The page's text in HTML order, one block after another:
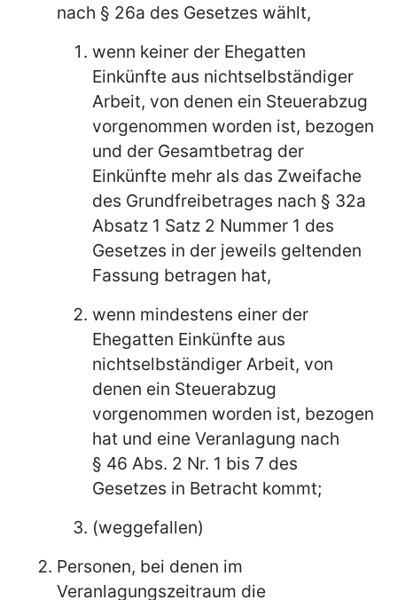
nach § 26a des Gesetzes wählt,
wenn keiner der Ehegatten
Einkünfte aus nichtselbständiger
Arbeit, von denen ein Steuerabzug
vorgenommen worden ist, bezogen
und der Gesamtbetrag der
Einkünfte mehr als das Zweifache
des Grundfreibetrages nach § 32a
Absatz 1 Satz 2 Nummer 1 des
Gesetzes in der jeweils geltenden
Fassung betragen hat,
wenn mindestens einer der
Ehegatten Einkünfte aus
nichtselbständiger Arbeit, von
denen ein Steuerabzug
vorgenommen worden ist, bezogen
hat und eine Veranlagung nach
§ 46 Abs. 2 Nr. 1 bis 7 des
Gesetzes in Betracht kommt;
(weggefallen)
Personen, bei denen im
Veranlagungszeitraum die